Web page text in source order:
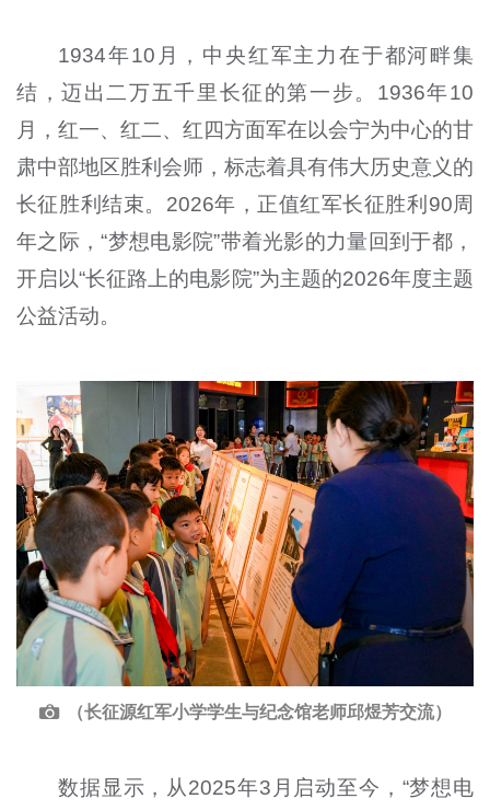
1934年10月，中央红军主力在于都河畔集
结，迈出二万五千里长征的第一步。1936年10
月，红一、红二、红四方面军在以会宁为中心的甘
肃中部地区胜利会师，标志着具有伟大历史意义的
长征胜利结束。2026年，正值红军长征胜利90周
年之际，“梦想电影院”带着光影的力量回到于都，
开启以“长征路上的电影院”为主题的2026年度主题
公益活动。
（长征源红军小学学生与纪念馆老师邱煜芳交流）
数据显示，从2025年3月启动至今，“梦想电